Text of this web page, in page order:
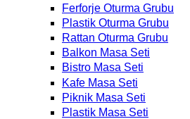
Ferforje Oturma Grubu
Plastik Oturma Grubu
Rattan Oturma Grubu
Balkon Masa Seti
Bistro Masa Seti
Kafe Masa Seti
Piknik Masa Seti
Plastik Masa Seti